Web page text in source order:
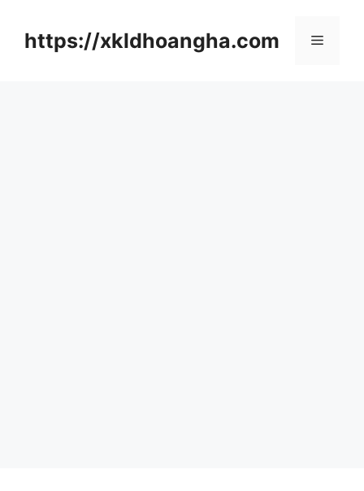
https://xkldhoangha.com 메